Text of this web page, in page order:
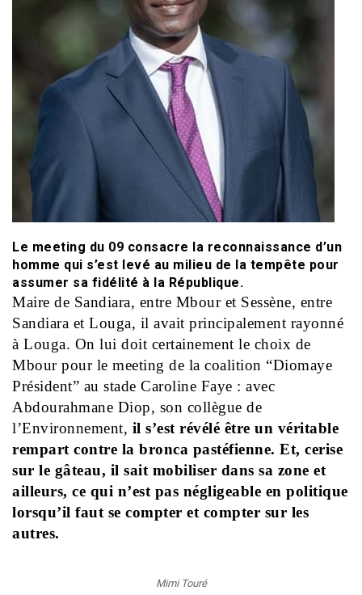
Le meeting du 09 consacre la reconnaissance d’un
homme qui s’est levé au milieu de la tempête pour
assumer sa fidélité à la République.
Maire de Sandiara, entre Mbour et Sessène, entre
Sandiara et Louga, il avait principalement rayonné
à Louga. On lui doit certainement le choix de
Mbour pour le meeting de la coalition “Diomaye
Président” au stade Caroline Faye : avec
Abdourahmane Diop, son collègue de
l’Environnement, il s’est révélé être un véritable
rempart contre la bronca pastéfienne. Et, cerise
sur le gâteau, il sait mobiliser dans sa zone et
ailleurs, ce qui n’est pas négligeable en politique
lorsqu’il faut se compter et compter sur les
autres.
Mimi Touré